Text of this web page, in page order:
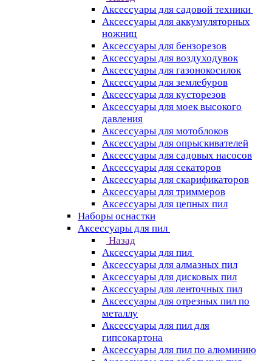
Аксессуары для садовой техники
Аксессуары для аккумуляторных
ножниц
Аксессуары для бензорезов
Аксессуары для воздуходувок
Аксессуары для газонокосилок
Аксессуары для землебуров
Аксессуары для кусторезов
Аксессуары для моек высокого
давления
Аксессуары для мотоблоков
Аксессуары для опрыскивателей
Аксессуары для садовых насосов
Аксессуары для секаторов
Аксессуары для скарификаторов
Аксессуары для триммеров
Аксессуары для цепных пил
Наборы оснастки
Аксессуары для пил
Назад
Аксессуары для пил
Аксессуары для алмазных пил
Аксессуары для дисковых пил
Аксессуары для ленточных пил
Аксессуары для отрезных пил по
металлу
Аксессуары для пил для
гипсокартона
Аксессуары для пил по алюминию